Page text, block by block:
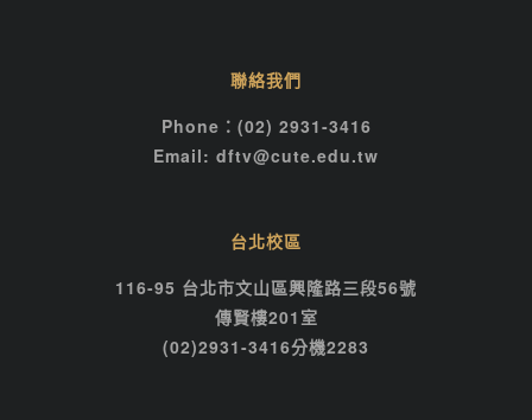
聯絡我們
Phone：(02) 2931-3416
Email: dftv@cute.edu.tw
台北校區
116-95 台北市文山區興隆路三段56號
傳賢樓201室
(02)2931-3416分機2283